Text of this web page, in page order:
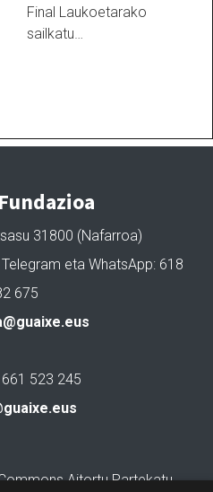
Final Laukoetarako
sailkatu…
31800 (Nafarroa)
eta WhatsApp: 618
675
661 523 245
Aitortu Partekatu